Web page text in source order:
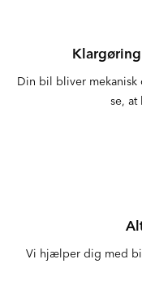
Din bil bliver
se,
Vi hjælper dig med